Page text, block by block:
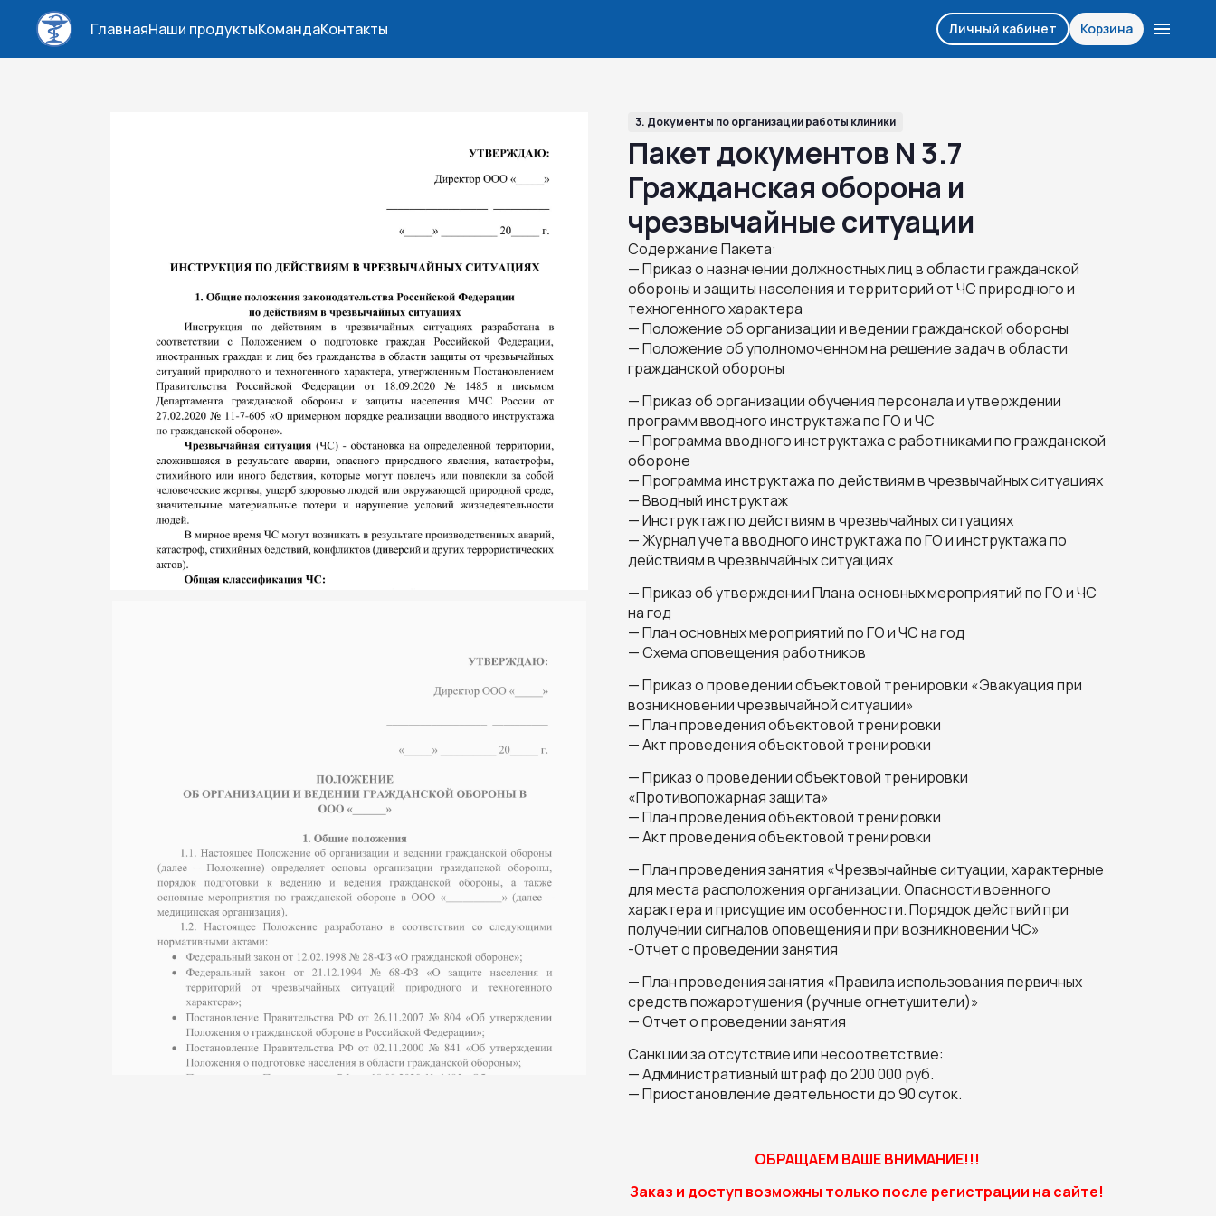
ГлавнаяНаши продуктыКомандаКонтакты Личный кабинет Корзина
3. Документы по организации работы клиники
Пакет документов N 3.7
Гражданская оборона и
чрезвычайные ситуации
Содержание Пакета:
— Приказ о назначении должностных лиц в области гражданской
обороны и защиты населения и территорий от ЧС природного и
техногенного характера
— Положение об организации и ведении гражданской обороны
— Положение об уполномоченном на решение задач в области
гражданской обороны
— Приказ об организации обучения персонала и утверждении
программ вводного инструктажа по ГО и ЧС
— Программа вводного инструктажа с работниками по гражданской
обороне
— Программа инструктажа по действиям в чрезвычайных ситуациях
— Вводный инструктаж
— Инструктаж по действиям в чрезвычайных ситуациях
— Журнал учета вводного инструктажа по ГО и инструктажа по
действиям в чрезвычайных ситуациях
— Приказ об утверждении Плана основных мероприятий по ГО и ЧС
на год
— План основных мероприятий по ГО и ЧС на год
— Схема оповещения работников
— Приказ о проведении объектовой тренировки «Эвакуация при
возникновении чрезвычайной ситуации»
— План проведения объектовой тренировки
— Акт проведения объектовой тренировки
— Приказ о проведении объектовой тренировки
«Противопожарная защита»
— План проведения объектовой тренировки
— Акт проведения объектовой тренировки
— План проведения занятия «Чрезвычайные ситуации, характерные
для места расположения организации. Опасности военного
характера и присущие им особенности. Порядок действий при
получении сигналов оповещения и при возникновении ЧС»
-Отчет о проведении занятия
— План проведения занятия «Правила использования первичных
средств пожаротушения (ручные огнетушители)»
— Отчет о проведении занятия
Санкции за отсутствие или несоответствие:
— Административный штраф до 200 000 руб.
— Приостановление деятельности до 90 суток.
ОБРАЩАЕМ ВАШЕ ВНИМАНИЕ!!!
Заказ и доступ возможны только после регистрации на сайте!